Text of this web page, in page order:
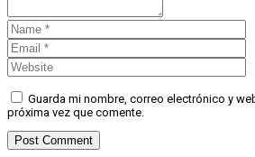
Guarda mi nombre, correo electrónico y
próxima vez que comente.